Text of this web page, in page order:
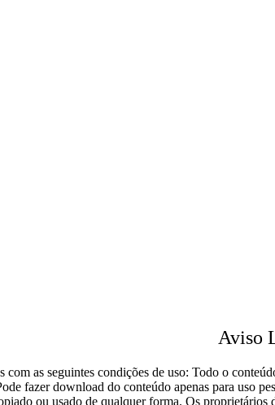
Aviso
com as seguintes condições de uso: Todo o
fazer download do conteúdo apenas para uso
ou usado de qualquer forma. Os